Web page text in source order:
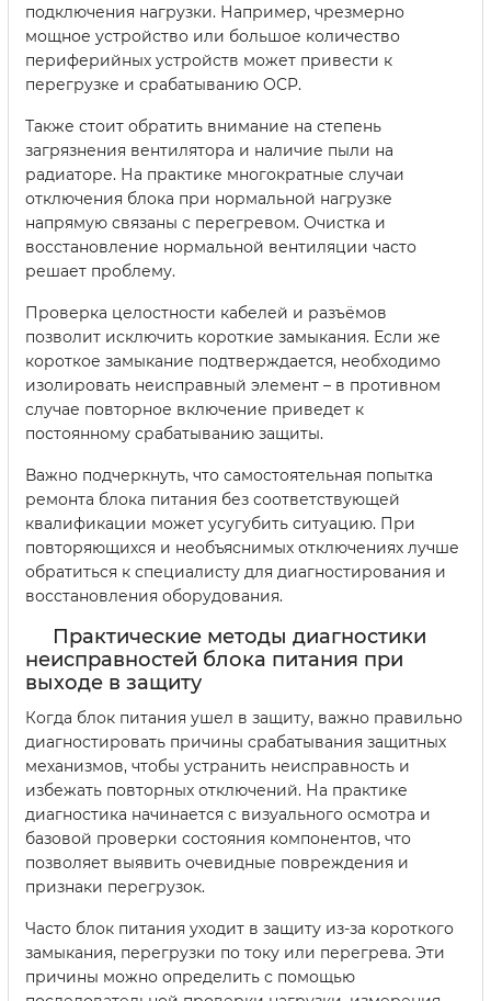
подключения нагрузки. Например, чрезмерно
мощное устройство или большое количество
периферийных устройств может привести к
перегрузке и срабатыванию OCP.
Также стоит обратить внимание на степень
загрязнения вентилятора и наличие пыли на
радиаторе. На практике многократные случаи
отключения блока при нормальной нагрузке
напрямую связаны с перегревом. Очистка и
восстановление нормальной вентиляции часто
решает проблему.
Проверка целостности кабелей и разъёмов
позволит исключить короткие замыкания. Если же
короткое замыкание подтверждается, необходимо
изолировать неисправный элемент – в противном
случае повторное включение приведет к
постоянному срабатыванию защиты.
Важно подчеркнуть, что самостоятельная попытка
ремонта блока питания без соответствующей
квалификации может усугубить ситуацию. При
повторяющихся и необъяснимых отключениях лучше
обратиться к специалисту для диагностирования и
восстановления оборудования.
Практические методы диагностики
неисправностей блока питания при
выходе в защиту
Когда блок питания ушел в защиту, важно правильно
диагностировать причины срабатывания защитных
механизмов, чтобы устранить неисправность и
избежать повторных отключений. На практике
диагностика начинается с визуального осмотра и
базовой проверки состояния компонентов, что
позволяет выявить очевидные повреждения и
признаки перегрузок.
Часто блок питания уходит в защиту из-за короткого
замыкания, перегрузки по току или перегрева. Эти
причины можно определить с помощью